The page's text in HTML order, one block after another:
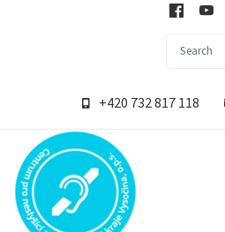
+420 732 817 118